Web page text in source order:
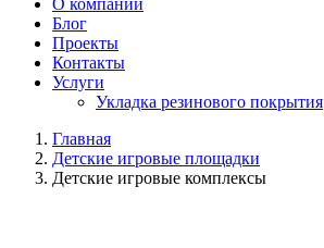
О компании
Блог
Проекты
Контакты
Услуги
Укладка резинового покрытия
Главная
Детские игровые площадки
Детские игровые комплексы